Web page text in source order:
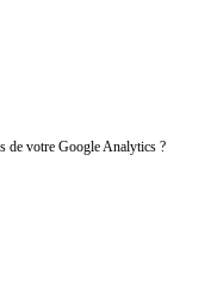
de votre Google Analytics ?